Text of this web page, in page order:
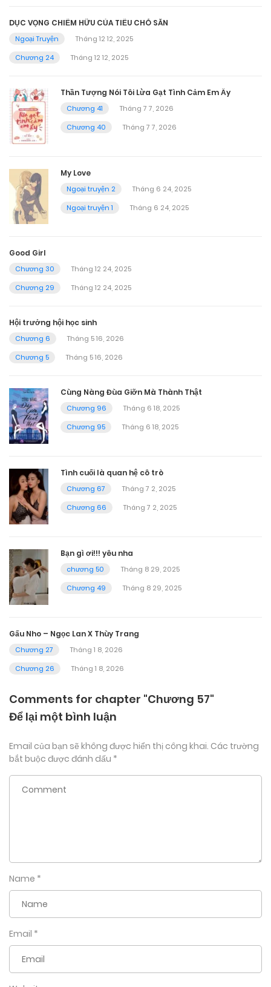
DỤC VỌNG CHIẾM HỮU CỦA TIỂU CHÓ SĂN
Ngoại Truyện
Tháng 12 12, 2025
Chương 24
Tháng 12 12, 2025
Thần Tượng Nói Tôi Lừa Gạt Tình Cảm Em Ấy
Chương 41
Tháng 7 7, 2026
Chương 40
Tháng 7 7, 2026
My Love
Ngoại truyện 2
Tháng 6 24, 2025
Ngoại truyện 1
Tháng 6 24, 2025
Good Girl
Chương 30
Tháng 12 24, 2025
Chương 29
Tháng 12 24, 2025
Hội trưởng hội học sinh
Chương 6
Tháng 5 16, 2026
Chương 5
Tháng 5 16, 2026
Cùng Nàng Đùa Giỡn Mà Thành Thật
Chương 96
Tháng 6 18, 2025
Chương 95
Tháng 6 18, 2025
Tình cuối là quan hệ cô trò
Chương 67
Tháng 7 2, 2025
Chương 66
Tháng 7 2, 2025
Bạn gì ơi!!! yêu nha
chương 50
Tháng 8 29, 2025
Chương 49
Tháng 8 29, 2025
Gấu Nho – Ngọc Lan X Thùy Trang
Chương 27
Tháng 1 8, 2026
Chương 26
Tháng 1 8, 2026
Comments for chapter "Chương 57"
Để lại một bình luận
Email của bạn sẽ không được hiển thị công khai. Các trường
bắt buộc được đánh dấu *
Name *
Email *